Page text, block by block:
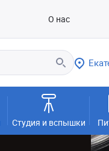
О нас
Студия и вспышки